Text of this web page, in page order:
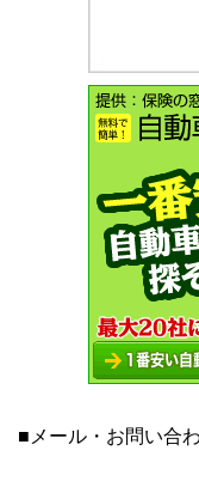
■メール・お問い合